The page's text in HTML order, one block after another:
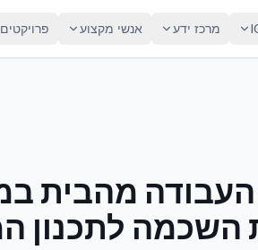
מרכז ידע אנשי מקצוע פרויקטים
מהבית
השכמה לתכנון